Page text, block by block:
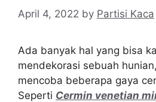
April 4, 2022 by Partisi Kaca
Ada banyak hal yang bisa
mendekorasi sebuah
mencoba beberapa gaya
Seperti Cermin venetian